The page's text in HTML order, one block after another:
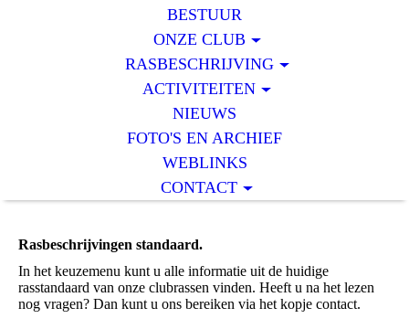
BESTUUR
ONZE CLUB
RASBESCHRIJVING
ACTIVITEITEN
NIEUWS
FOTO'S EN ARCHIEF
WEBLINKS
CONTACT
Rasbeschrijvingen standaard.
In het keuzemenu kunt u alle informatie uit de huidige
rasstandaard van onze clubrassen vinden. Heeft u na het lezen
nog vragen? Dan kunt u ons bereiken via het kopje contact.